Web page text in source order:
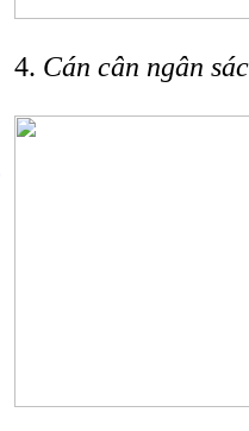
4. Cán cân ngân